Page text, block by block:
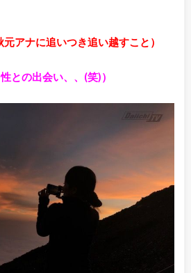
アナに追いつき追い越すこと）
との出会い、、(笑)）